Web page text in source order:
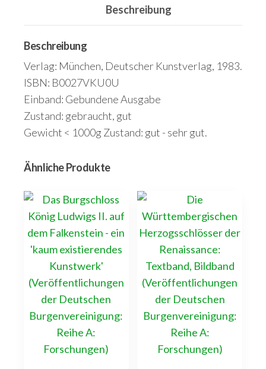
Beschreibung
Beschreibung
Verlag: München, Deutscher Kunstverlag, 1983.
ISBN: B0027VKU0U
Einband: Gebundene Ausgabe
Zustand: gebraucht, gut
Gewicht < 1000g Zustand: gut - sehr gut.
Ähnliche Produkte